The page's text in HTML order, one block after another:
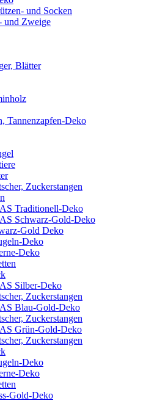
und Socken
und Zweige
Blätter
Tannenzapfen-Deko
Zuckerstangen
Traditionell-Deko
Schwarz-Gold-Deko
Gold Deko
Deko
Deko
Silber-Deko
Zuckerstangen
Blau-Gold-Deko
Zuckerstangen
Grün-Gold-Deko
Zuckerstangen
Deko
Deko
Gold-Deko